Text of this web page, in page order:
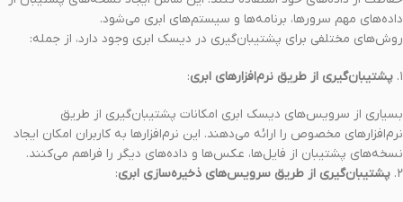
داده‌های مهم سرورها، برنامه‌ها و سیستم‌های ابری می‌شود.
روش‌های مختلفی برای پشتیبان‌گیری در دیسک ابری وجود دارد، از جمله:
۱. پشتیبان‌گیری از طریق نرم‌افزارهای ابری:
بسیاری از سرویس‌های دیسک ابری امکانات پشتیبان‌گیری از طریق
نرم‌افزارهای مخصوص را ارائه می‌دهند. این نرم‌افزارها به کاربران امکان ایجاد
نسخه‌های پشتیبان از فایل‌ها، عکس‌ها و داده‌های دیگر را فراهم می‌کنند.
۲. پشتیبان‌گیری از طریق سرویس‌های ذخیره‌سازی ابری: